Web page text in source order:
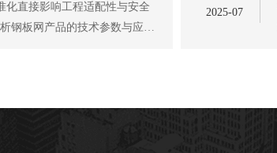
化直接影响工程适配性与安全
钢板网产品的技术参数与应用
2025-07